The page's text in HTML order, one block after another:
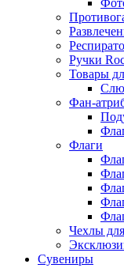
Ручки
Товары
Фан-
Флаги
Чехлы
Сувениры